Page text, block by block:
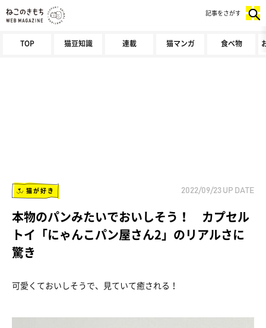
TOP 猫豆知識 連載 猫マンガ 食べ物
記事をさがす
猫が好き 2022/09/23 UP DATE
本物のパンみたいでおいしそう！ カプセル
トイ「にゃんこパン屋さん2」のリアルさに
驚き
可愛くておいしそうで、見ていて癒される！